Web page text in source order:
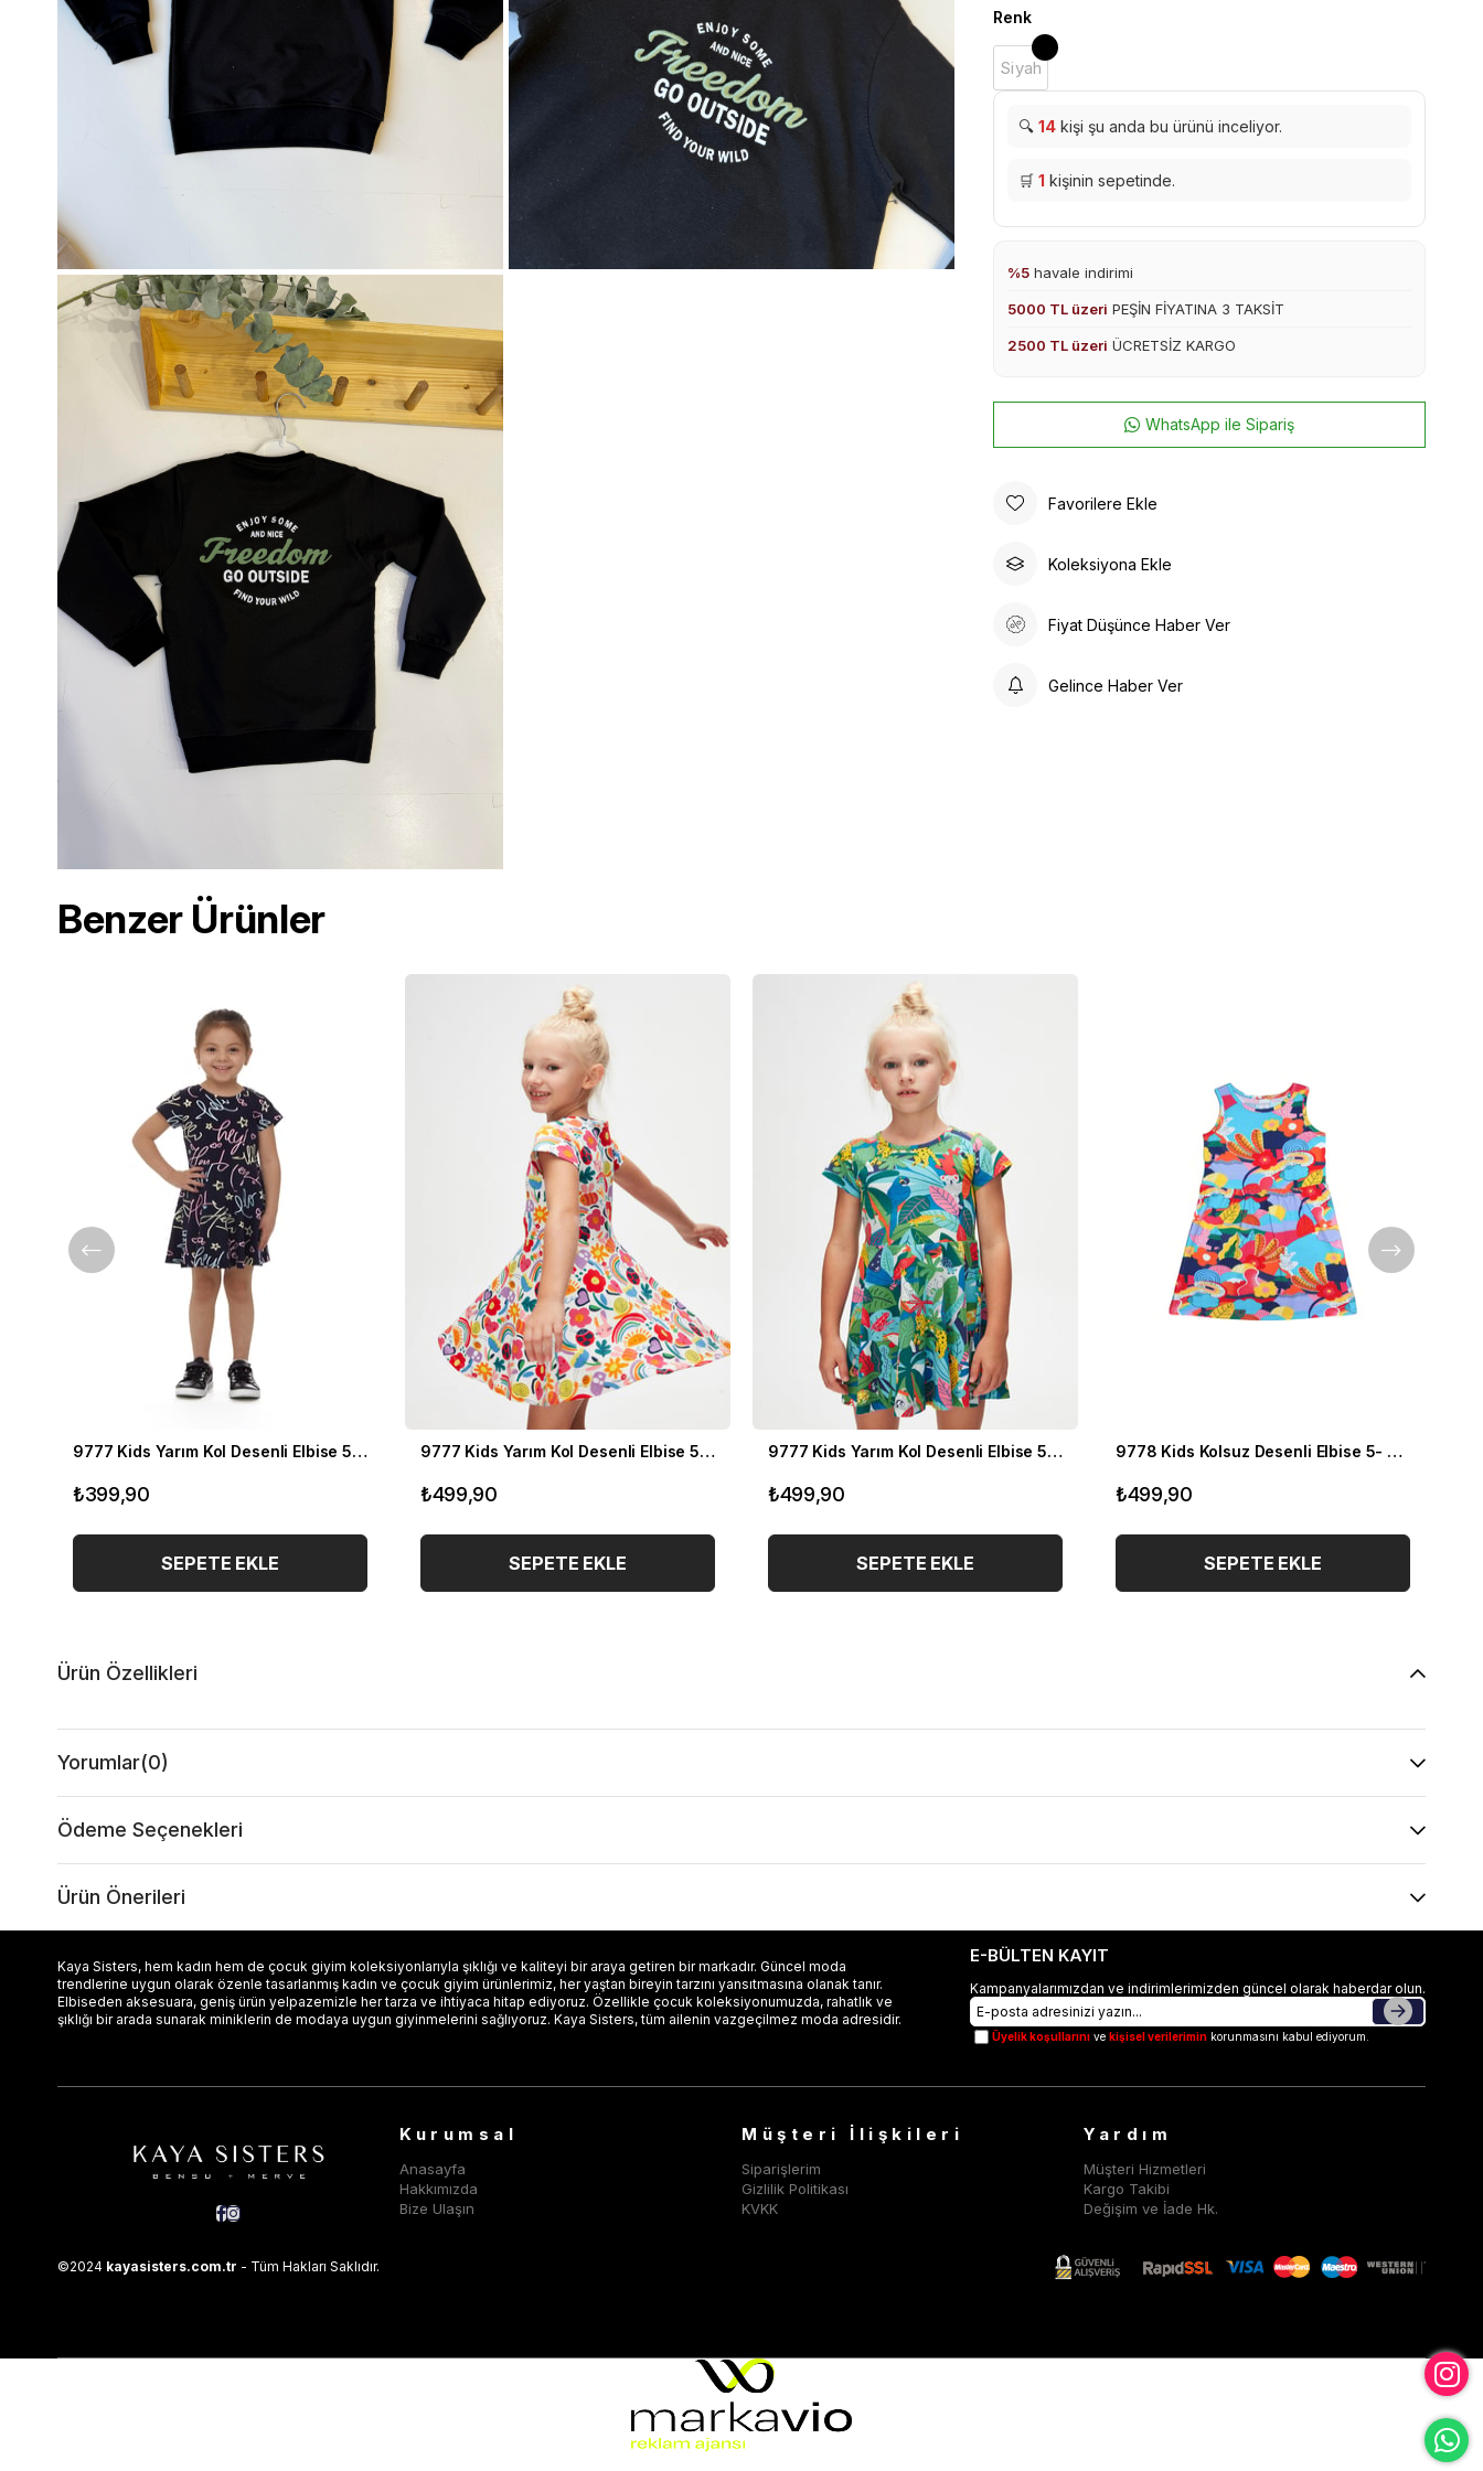
Renk
Siyah
🔍14 kişi şu anda bu ürünü inceliyor.
🛒1 kişinin sepetinde.
%5 havale indirimi
5000 TL üzeri PEŞİN FİYATINA 3 TAKSİT
2500 TL üzeri ÜCRETSİZ KARGO
WhatsApp ile Sipariş
Favorilere Ekle
Koleksiyona Ekle
Fiyat Düşünce Haber Ver
Gelince Haber Ver
Benzer Ürünler
9777 Kids Yarım Kol Desenli Elbise 5-8 Yaş
₺399,90
SEPETE EKLE
9777 Kids Yarım Kol Desenli Elbise 5-8 Yaş
₺499,90
SEPETE EKLE
9777 Kids Yarım Kol Desenli Elbise 5-8 Yaş
₺499,90
SEPETE EKLE
9778 Kids Kolsuz Desenli Elbise 5- 8 Yaş
₺499,90
SEPETE EKLE
Ürün Özellikleri
Yorumlar(0)
Ödeme Seçenekleri
Ürün Önerileri
Kaya Sisters, hem kadın hem de çocuk giyim koleksiyonlarıyla şıklığı ve kaliteyi bir araya getiren bir markadır. Güncel moda
trendlerine uygun olarak özenle tasarlanmış kadın ve çocuk giyim ürünlerimiz, her yaştan bireyin tarzını yansıtmasına olanak tanır.
Elbiseden aksesuara, geniş ürün yelpazemizle her tarza ve ihtiyaca hitap ediyoruz. Özellikle çocuk koleksiyonumuzda, rahatlık ve
şıklığı bir arada sunarak miniklerin de modaya uygun giyinmelerini sağlıyoruz. Kaya Sisters, tüm ailenin vazgeçilmez moda adresidir.
E-BÜLTEN KAYIT
Kampanyalarımızdan ve indirimlerimizden güncel olarak haberdar olun.
Üyelik koşullarınıve kişisel verileriminkorunmasını kabul ediyorum.
Kurumsal
Anasayfa
Hakkımızda
Bize Ulaşın
Müşteri İlişkileri
Siparişlerim
Gizlilik Politikası
KVKK
Yardım
Müşteri Hizmetleri
Kargo Takibi
Değişim ve İade Hk.
©2024 kayasisters.com.tr - Tüm Hakları Saklıdır.